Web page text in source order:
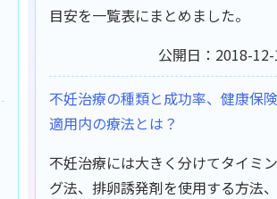
目安を一覧表にまとめました。
公開日：2018-
不妊治療の種類と成功率、健康保険
適用内の療法とは？
不妊治療には大きく分けてタイミン
グ法、排卵誘発剤を使用する方法、